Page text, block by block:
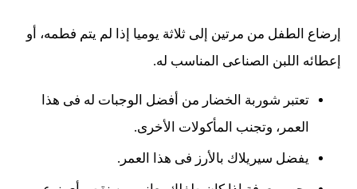
إرضاع الطفل من مرتين إلى ثلاثة يوميا إذا لم يتم فطمه، أو
إعطائه اللبن الصناعى المناسب له.
تعتبر شوربة الخضار من أفضل الوجبات له فى هذا
العمر، وتجنب المأكولات الأخرى.
يفضل سيريلاك بالأرز فى هذا العمر.